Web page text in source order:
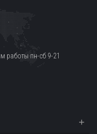
работы пн-сб 9-21
+